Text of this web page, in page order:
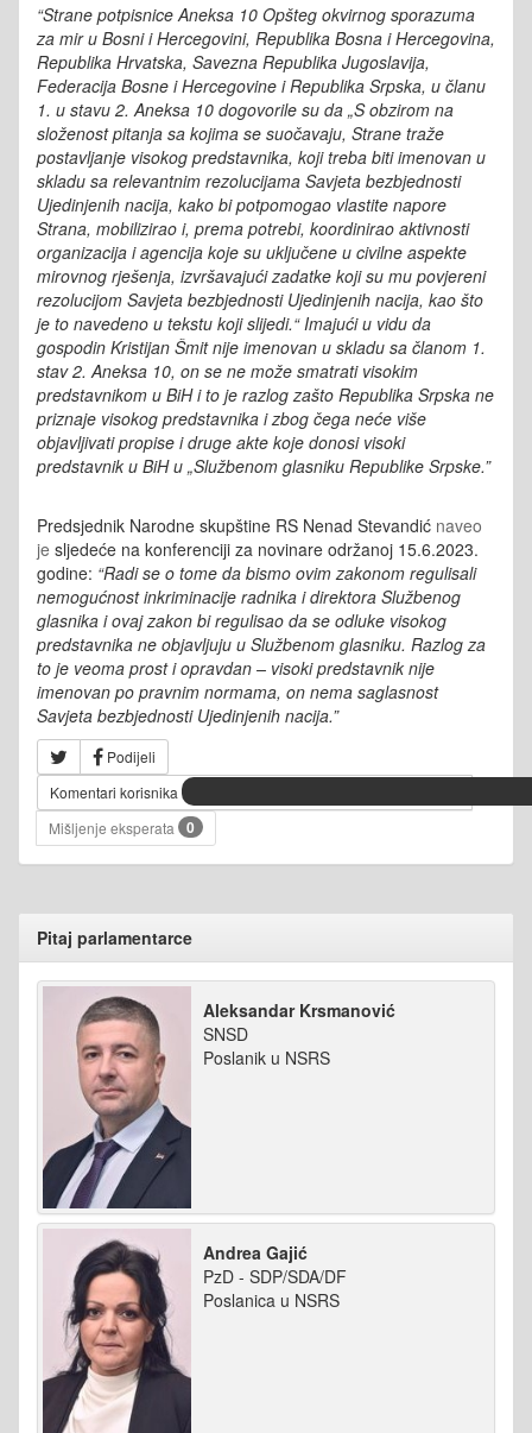
“Strane potpisnice Aneksa 10 Opšteg okvirnog sporazuma
za mir u Bosni i Hercegovini, Republika Bosna i Hercegovina,
Republika Hrvatska, Savezna Republika Jugoslavija,
Federacija Bosne i Hercegovine i Republika Srpska, u članu
1. u stavu 2. Aneksa 10 dogovorile su da „S obzirom na
složenost pitanja sa kojima se suočavaju, Strane traže
postavljanje visokog predstavnika, koji treba biti imenovan u
skladu sa relevantnim rezolucijama Savjeta bezbjednosti
Ujedinjenih nacija, kako bi potpomogao vlastite napore
Strana, mobilizirao i, prema potrebi, koordinirao aktivnosti
organizacija i agencija koje su uključene u civilne aspekte
mirovnog rješenja, izvršavajući zadatke koji su mu povjereni
rezolucijom Savjeta bezbjednosti Ujedinjenih nacija, kao što
je to navedeno u tekstu koji slijedi.“ Imajući u vidu da
gospodin Kristijan Šmit nije imenovan u skladu sa članom 1.
stav 2. Aneksa 10, on se ne može smatrati visokim
predstavnikom u BiH i to je razlog zašto Republika Srpska ne
priznaje visokog predstavnika i zbog čega neće više
objavljivati propise i druge akte koje donosi visoki
predstavnik u BiH u „Službenom glasniku Republike Srpske.”
Predsjednik Narodne skupštine RS Nenad Stevandić naveo
je sljedeće na konferenciji za novinare održanoj 15.6.2023.
godine: “Radi se o tome da bismo ovim zakonom regulisali
nemogućnost inkriminacije radnika i direktora Službenog
glasnika i ovaj zakon bi regulisao da se odluke visokog
predstavnika ne objavljuju u Službenom glasniku. Razlog za
to je veoma prost i opravdan – visoki predstavnik nije
imenovan po pravnim normama, on nema saglasnost
Savjeta bezbjednosti Ujedinjenih nacija.”
Podijeli
Komentari korisnika
Mišljenje eksperata
0
Pitaj parlamentarce
Aleksandar Krsmanović
SNSD
Poslanik u NSRS
Andrea Gajić
PzD - SDP/SDA/DF
Poslanica u NSRS